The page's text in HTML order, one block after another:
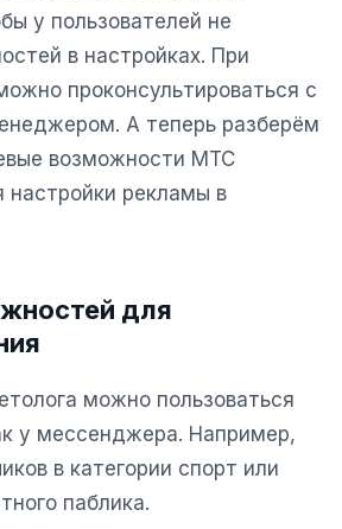
РЕКЛАМА
у пользователей не
в настройках. При
проконсультироваться с
А теперь разберём
возможности МТС
настройки рекламы в
для
можно пользоваться
у мессенджера. Например,
в категории спорт или
паблика.